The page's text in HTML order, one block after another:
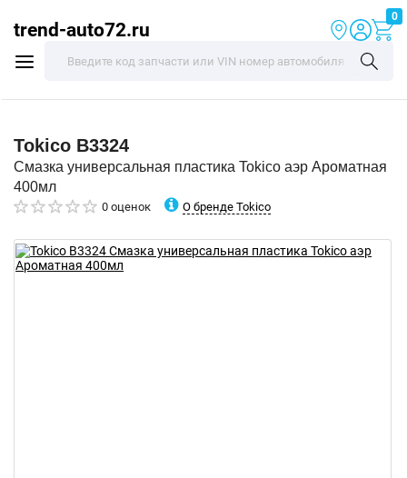
trend-auto72.ru
0
Tokico B3324
Смазка универсальная пластика Tokico аэр Ароматная
400мл
0 оценок О бренде Tokico